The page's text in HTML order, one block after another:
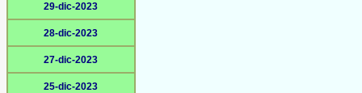
29-dic-2023
28-dic-2023
27-dic-2023
25-dic-2023